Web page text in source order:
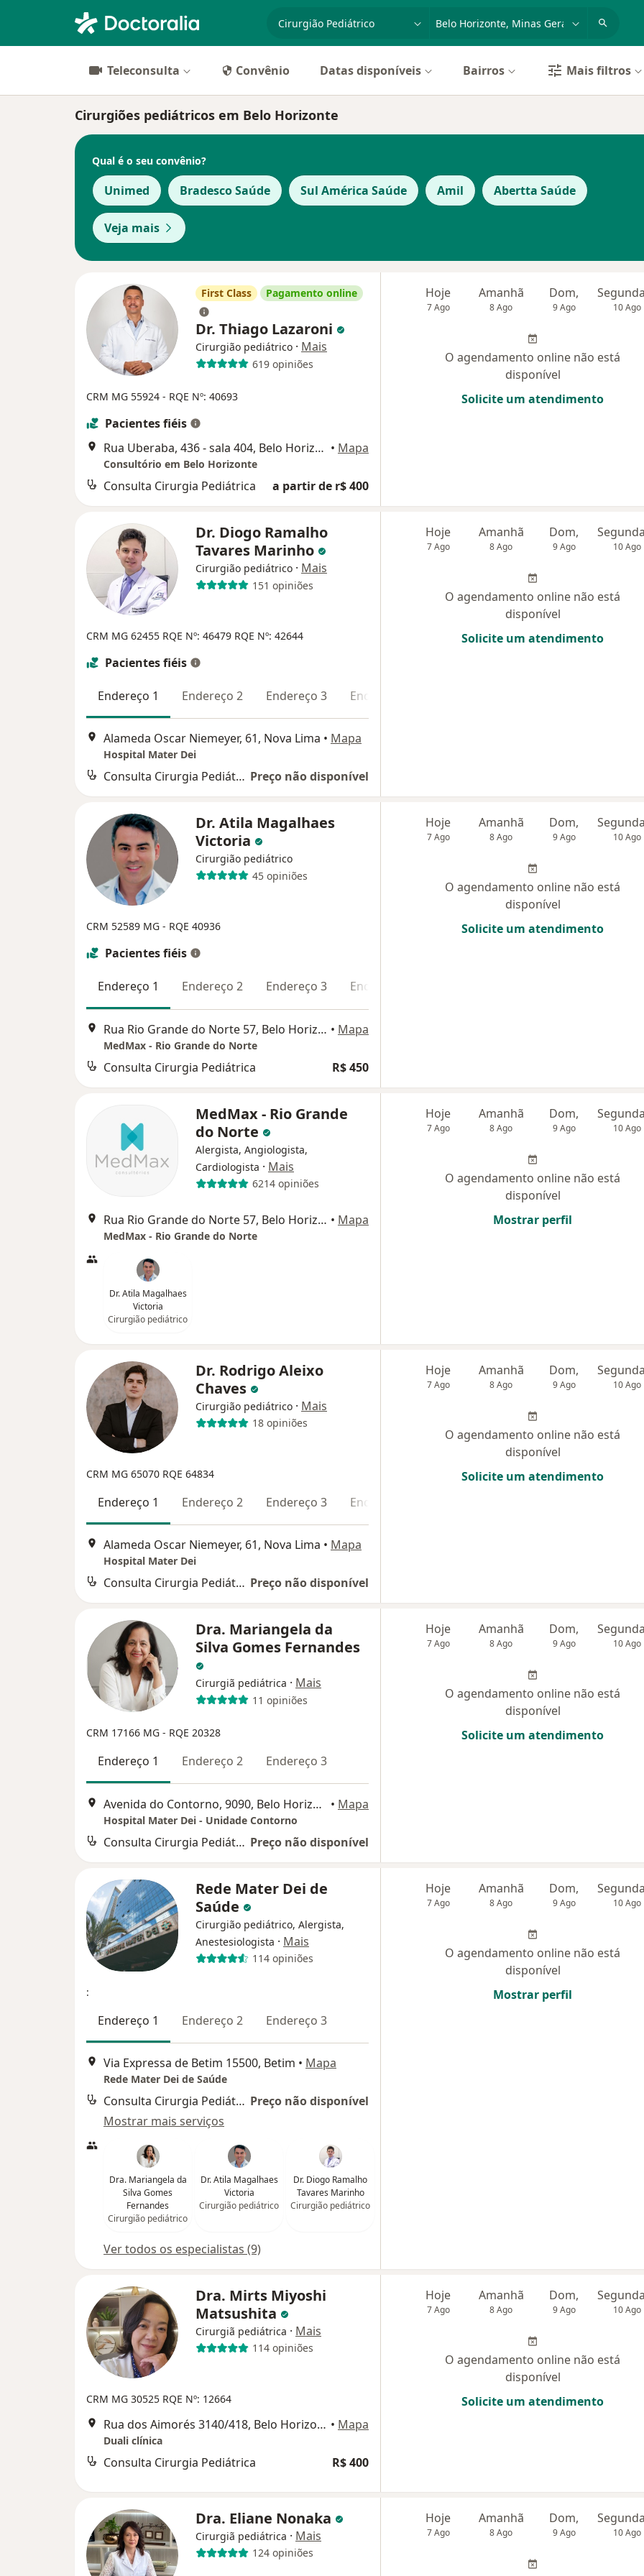
especialidade, doença ou nome
Teleconsulta Convênio Datas disponíveis Bairros Mais filtros
Cirurgiões pediátricos em Belo Horizonte
Qual é o seu convênio?
Unimed Bradesco Saúde Sul América Saúde Amil Abertta Saúde
Veja mais
First Class Pagamento online
Dr. Thiago Lazaroni
Cirurgião pediátrico · Mais
619 opiniões
CRM MG 55924 - RQE Nº: 40693
Pacientes fiéis
Rua Uberaba, 436 - sala 404, Belo Horizonte • Mapa
Consultório em Belo Horizonte
Consulta Cirurgia Pediátrica a partir de r$ 400
Hoje
7 Ago
Amanhã
8 Ago
Dom,
9 Ago 10 Ago
O agendamento online não está
disponível
Solicite um atendimento
Dr. Diogo Ramalho
Tavares Marinho
Cirurgião pediátrico · Mais
151 opiniões
CRM MG 62455 RQE Nº: 46479 RQE Nº: 42644
Pacientes fiéis
Endereço 1 Endereço 2 Endereço 3 Endereço 4
Alameda Oscar Niemeyer, 61, Nova Lima • Mapa
Hospital Mater Dei
Consulta Cirurgia Pediátrica Preço não disponível
Hoje
7 Ago
Amanhã
8 Ago
Dom,
9 Ago 10 Ago
O agendamento online não está
disponível
Solicite um atendimento
Dr. Atila Magalhaes
Victoria
Cirurgião pediátrico
45 opiniões
CRM 52589 MG - RQE 40936
Pacientes fiéis
Endereço 1 Endereço 2 Endereço 3 Endereço 4
Rua Rio Grande do Norte 57, Belo Horizonte • Mapa
MedMax - Rio Grande do Norte
Consulta Cirurgia Pediátrica R$ 450
Hoje
7 Ago
Amanhã
8 Ago
Dom,
9 Ago 10 Ago
O agendamento online não está
disponível
Solicite um atendimento
MedMax - Rio Grande
do Norte
Alergista, Angiologista,
Cardiologista · Mais
6214 opiniões
Rua Rio Grande do Norte 57, Belo Horizonte • Mapa
MedMax - Rio Grande do Norte
Dr. Atila Magalhaes
Victoria
Cirurgião pediátrico
Hoje
7 Ago
Amanhã
8 Ago
Dom,
9 Ago 10 Ago
O agendamento online não está
disponível
Mostrar perfil
Dr. Rodrigo Aleixo
Chaves
Cirurgião pediátrico · Mais
18 opiniões
CRM MG 65070 RQE 64834
Endereço 1 Endereço 2 Endereço 3 Endereço 4
Alameda Oscar Niemeyer, 61, Nova Lima • Mapa
Hospital Mater Dei
Consulta Cirurgia Pediátrica Preço não disponível
Hoje
7 Ago
Amanhã
8 Ago
Dom,
9 Ago 10 Ago
O agendamento online não está
disponível
Solicite um atendimento
Dra. Mariangela da
Silva Gomes Fernandes
Cirurgiã pediátrica · Mais
11 opiniões
CRM 17166 MG - RQE 20328
Endereço 1 Endereço 2 Endereço 3
Avenida do Contorno, 9090, Belo Horizonte • Mapa
Hospital Mater Dei - Unidade Contorno
Consulta Cirurgia Pediátrica Preço não disponível
Hoje
7 Ago
Amanhã
8 Ago
Dom,
9 Ago 10 Ago
O agendamento online não está
disponível
Solicite um atendimento
Rede Mater Dei de
Saúde
Cirurgião pediátrico, Alergista,
Anestesiologista · Mais
114 opiniões
:
Endereço 1 Endereço 2 Endereço 3
Via Expressa de Betim 15500, Betim • Mapa
Rede Mater Dei de Saúde
Consulta Cirurgia Pediátrica Preço não disponível
Mostrar mais serviços
Dra. Mariangela da
Silva Gomes
Fernandes
Cirurgião pediátrico
Dr. Atila Magalhaes
Victoria
Cirurgião pediátrico
Dr. Diogo Ramalho
Tavares Marinho
Cirurgião pediátrico
Ver todos os especialistas (9)
Hoje
7 Ago
Amanhã
8 Ago
Dom,
9 Ago 10 Ago
O agendamento online não está
disponível
Mostrar perfil
Dra. Mirts Miyoshi
Matsushita
Cirurgiã pediátrica · Mais
114 opiniões
CRM MG 30525 RQE Nº: 12664
Rua dos Aimorés 3140/418, Belo Horizonte • Mapa
Duali clínica
Consulta Cirurgia Pediátrica R$ 400
Hoje
7 Ago
Amanhã
8 Ago
Dom,
9 Ago 10 Ago
O agendamento online não está
disponível
Solicite um atendimento
Dra. Eliane Nonaka
Cirurgiã pediátrica · Mais
124 opiniões
Hoje
7 Ago
Amanhã
8 Ago
Dom,
9 Ago 10 Ago